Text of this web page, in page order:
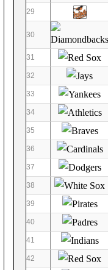
29
30
31
32
33
34
35
36
37
38
39
40
41
42